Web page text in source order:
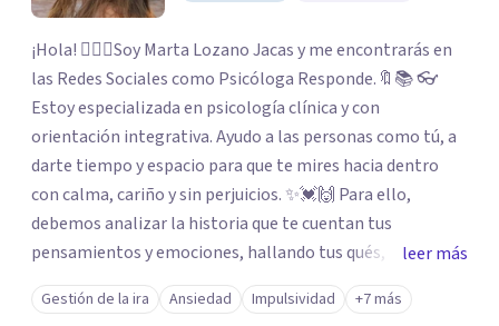
¡Hola! 🙋🏼‍♀️Soy Marta Lozano Jacas y me encontrarás en
las Redes Sociales como Psicóloga Responde.🔖📚 👓
Estoy especializada en psicología clínica y con
orientación integrativa. Ayudo a las personas como tú, a
darte tiempo y espacio para que te mires hacia dentro
con calma, cariño y sin perjuicios. ✨💓🙌 Para ello,
debemos analizar la historia que te cuentan tus
pensamientos y emociones, hallando tus qués, tus
cómos, tus porqués, tus cuándos y tus dóndes a lo largo
de tu vida. Así, podrás desenredar el lío que es vivir, podrás
leer más
Gestión de la ira Ansiedad Impulsividad +7 más